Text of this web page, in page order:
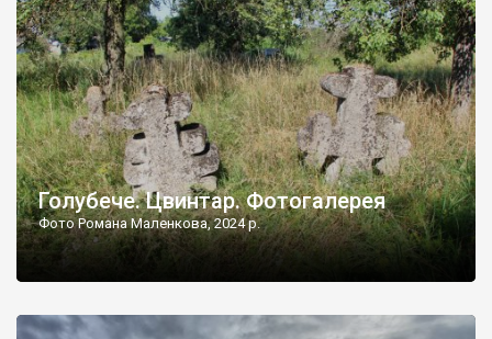
делікатес. На цвинтарі у Голубечому ціла колекція
різноманітних форм хрестів. Село відносно невелике, […]
Голубече. Цвинтар. Фотогалерея
Фото Романа Маленкова, 2024 р.